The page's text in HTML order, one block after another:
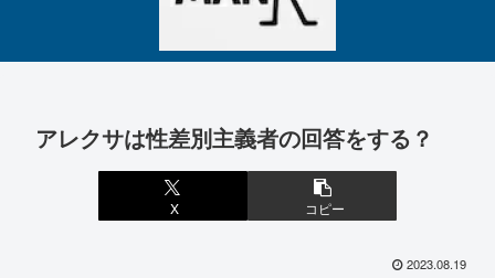
アレクサは性差別主義者の回答をする？
X コピー
2023.08.19